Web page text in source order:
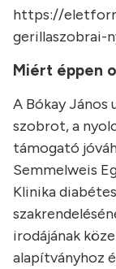
https://
gerillaszobrai-
Miért éppen
A Bókay János
szobrot, a
támogató
Semmelweis
Klinika
irodájának
alapítványhoz